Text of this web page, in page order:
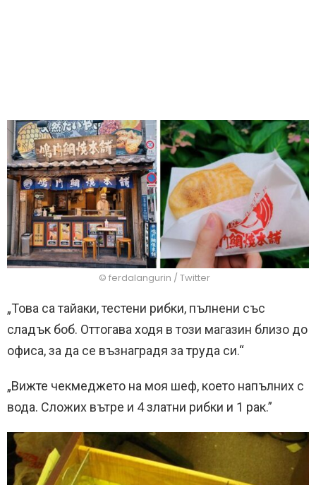
© ferdalangurin / Twitter
„Това са тайаки, тестени рибки, пълнени със
сладък боб. Оттогава ходя в този магазин близо до
офиса, за да се възнаградя за труда си.“
„Вижте чекмеджето на моя шеф, което напълних с
вода. Сложих вътре и 4 златни рибки и 1 рак.”